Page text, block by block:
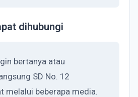
dihubungi
bertanya atau
SD No. 12
melalui beberapa media.